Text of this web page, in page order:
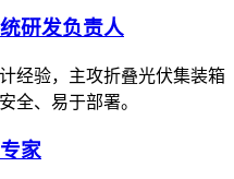
研发负责人
经验，主攻折叠光伏集装箱
全、易于部署。
家